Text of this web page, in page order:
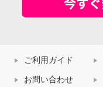
ご利用ガイド
お問い合わせ